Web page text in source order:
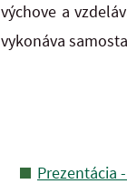
výchove a
vykonáva
Prezentácia